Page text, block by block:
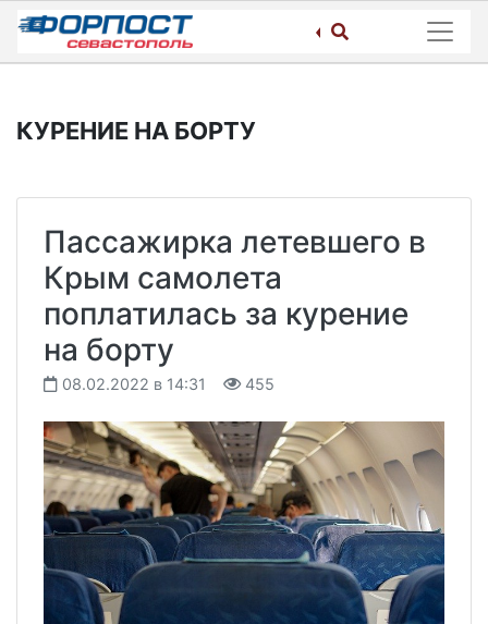
Skip
content
КУРЕНИЕ НА БОРТУ
Пассажирка летевшего в
Крым самолета
поплатилась за курение
на борту
08.02.2022 в 14:31 455